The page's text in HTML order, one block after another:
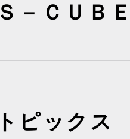
Ｓ－ＣＵＢ
トピックス